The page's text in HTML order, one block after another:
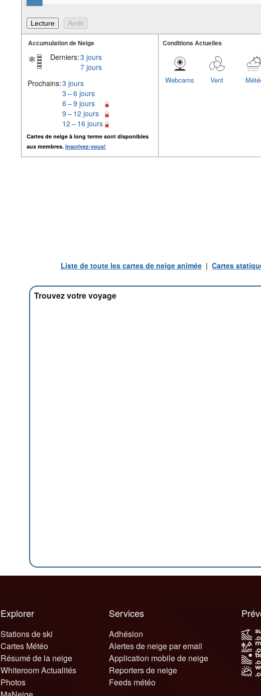
Accumulation de Neige
Derniers:3 jours
7 jours
Prochains:3 jours
3 – 6 jours
6 – 9 jours
9 – 12 jours
12 – 16 jours
Cartes de neige à long terme sont disponibles
aux membres. Inscrivez-vous!
Conditions Actuelles
Vent
Webcams
Liste de toute les cartes de neige animée| Cartes
Trouvez votre voyage
Explorer
Stations de ski
Cartes Météo
Résumé de la neige
Whiteroom Actualités
Photos
Services
Adhésion
Alertes de neige par email
Application mobile de neige
Reporters de neige
Feeds météo